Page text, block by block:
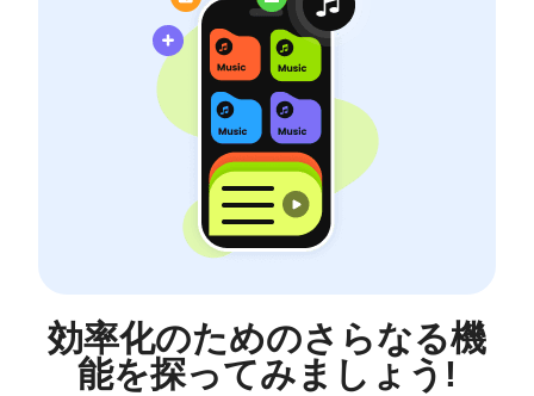
効率化のためのさらなる機
能を探ってみましょう!